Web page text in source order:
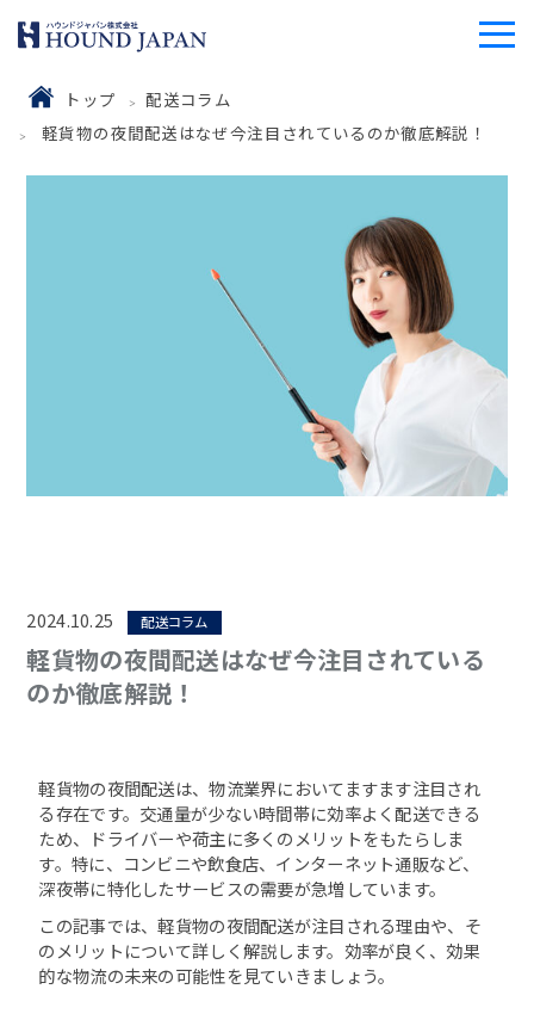
トップ
配送コラム
軽貨物の夜間配送はなぜ今注目されているのか徹底解説！
2024.10.25 配送コラム
軽貨物の夜間配送はなぜ今注目されている
のか徹底解説！
軽貨物の夜間配送は、物流業界においてますます注目され
る存在です。交通量が少ない時間帯に効率よく配送できる
ため、ドライバーや荷主に多くのメリットをもたらしま
す。特に、コンビニや飲食店、インターネット通販など、
深夜帯に特化したサービスの需要が急増しています。
この記事では、軽貨物の夜間配送が注目される理由や、そ
のメリットについて詳しく解説します。効率が良く、効果
的な物流の未来の可能性を見ていきましょう。